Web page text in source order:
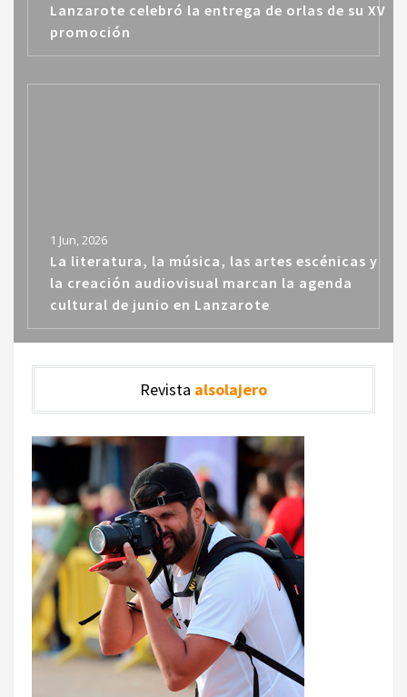
Lanzarote celebró la entrega de orlas de su XV
promoción
1 Jun, 2026
La literatura, la música, las artes escénicas y
la creación audiovisual marcan la agenda
cultural de junio en Lanzarote
Revista alsolajero